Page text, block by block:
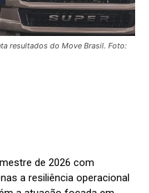
resultados do Move Brasil. Foto:
de 2026 com
a resiliência operacional